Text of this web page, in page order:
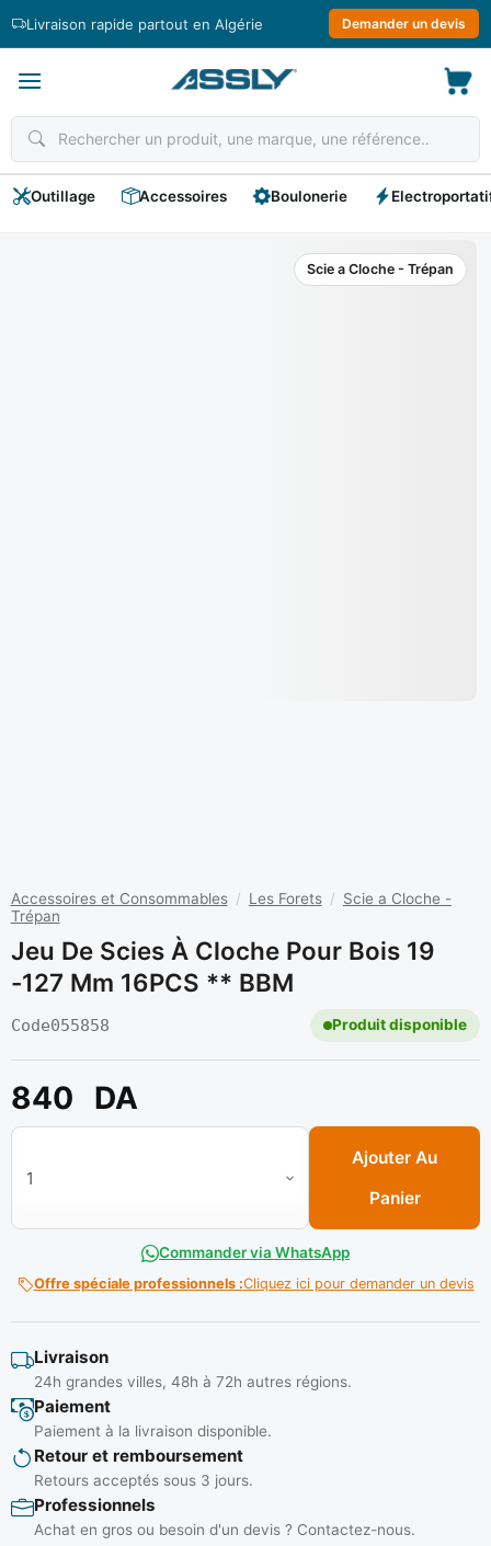
Livraison rapide partout en Algérie Demander un devis
Outillage Accessoires Boulonerie
Scie a Cloche - Trépan
Accessoires et Consommables / Les Forets / Scie a Cloche -
Trépan
Jeu De Scies À Cloche Pour Bois 19
-127 Mm 16PCS ** BBM
Code055858 Produit disponible
840 DA
quantité de Jeu de scies à cloche pour Bois 19 -127 mm
Ajouter Au
Panier
Commander via WhatsApp
Offre spéciale professionnels :Cliquez ici pour demander un devis
Livraison
24h grandes villes, 48h à 72h autres régions.
Paiement
Paiement à la livraison disponible.
Retour et remboursement
Retours acceptés sous 3 jours.
Professionnels
Achat en gros ou besoin d'un devis ? Contactez-nous.